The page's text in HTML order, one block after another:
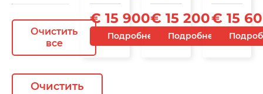
Очистить
все
Очистить
€ 15 900
Подробнее
€ 15 200
Подробнее
€ 15